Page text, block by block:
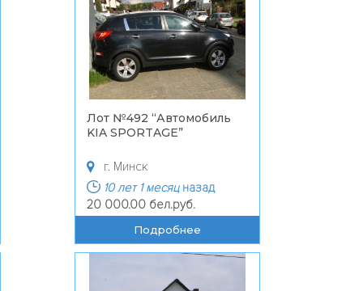
Лот №492 “Автомобиль
KIA SPORTAGE”
г. Минск
10 лет 1 месяцназад
20 000.00 бел.руб.
Подробнее